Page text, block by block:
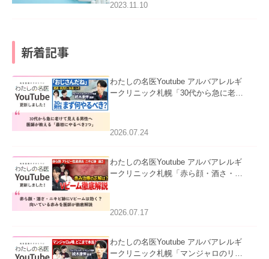
2023.11.10
新着記事
わたしの名医Youtube アルバアレルギ
ークリニック札幌「30代から急に老け
た。
2026.07.24
わたしの名医Youtube アルバアレルギ
ークリニック札幌「赤ら顔・酒さ・ニ
ました。
2026.07.17
わたしの名医Youtube アルバアレルギ
ークリニック札幌「マンジャロのリア